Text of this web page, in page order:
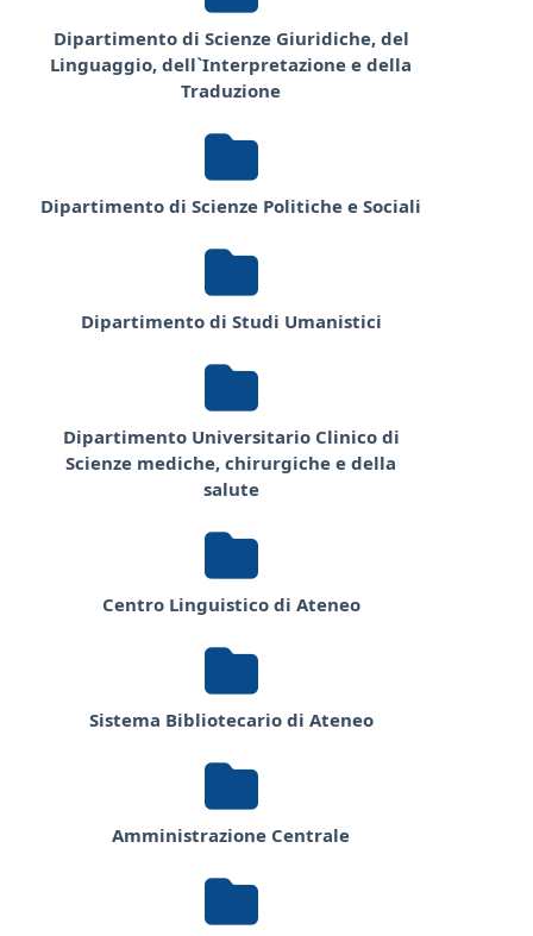
Dipartimento di Scienze Giuridiche, del
Linguaggio, dell`Interpretazione e della
Traduzione
Dipartimento di Scienze Politiche e Sociali
Dipartimento di Studi Umanistici
Dipartimento Universitario Clinico di
Scienze mediche, chirurgiche e della
salute
Centro Linguistico di Ateneo
Sistema Bibliotecario di Ateneo
Amministrazione Centrale